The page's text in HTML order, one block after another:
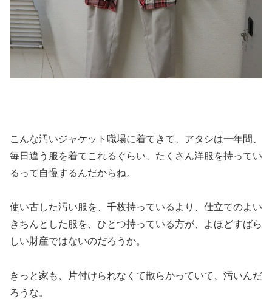
こんな汚いジャケット職場に着てきて、アタシは一年間、
毎日違う服を着てこれるぐらい、たくさん洋服を持ってい
るって自慢するんだからね。
使い古した汚い服を、千枚持っているより、仕立てのよい
きちんとした服を、ひとつ持っている方が、よほどすばら
しい財産ではないのだろうか。
きっと家も、片付けられなくて散らかっていて、汚いんだ
ろうな。